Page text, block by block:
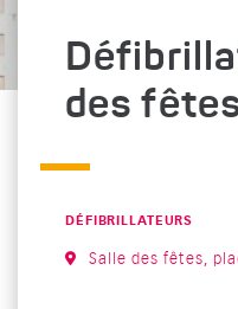
des
CATÉGORIE : "
DÉFIBRILLATEURS
Salle des fêtes,